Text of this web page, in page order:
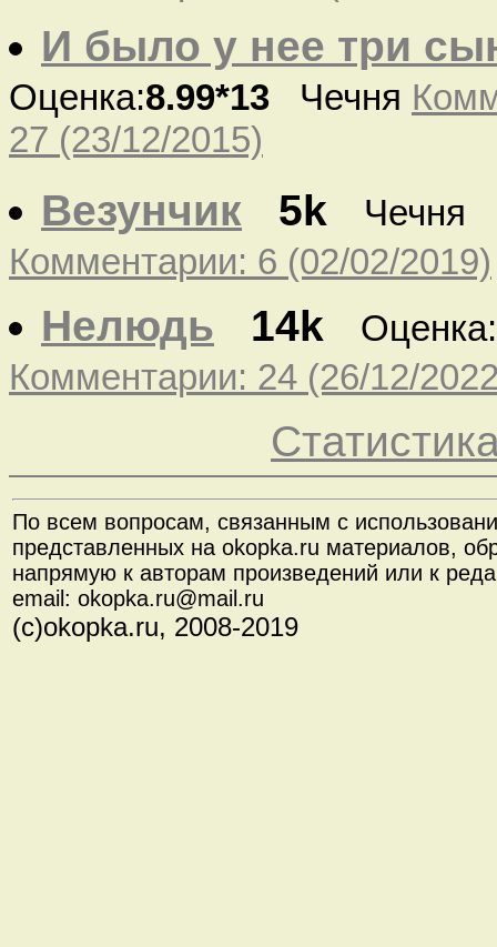
И было у нее три
Оценка:8.99*13 Чечня
27 (23/12/2015)
Везунчик
5k
Чечня
Комментарии: 6 (02/02/2019)
Нелюдь 14k
Оценка:
Комментарии: 24 (26/12/
По всем вопросам, связанным с
представленных на okopka.ru материалов,
напрямую к авторам произведений или к
email: okopka.ru@mail.ru
(с)okopka.ru, 2008-2019